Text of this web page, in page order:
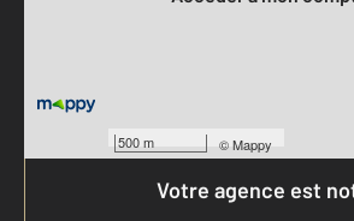
500 m ©Mappy
Votre agence est